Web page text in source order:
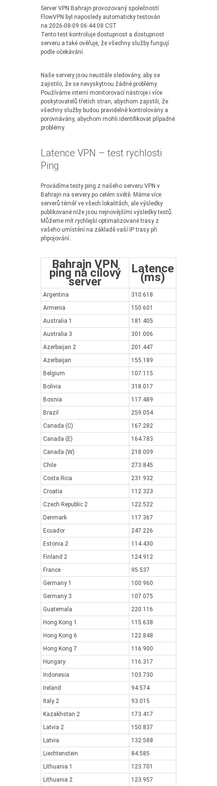
Server VPN Bahrajn provozovaný společností
FlowVPN byl naposledy automaticky testován
na:2026-08-09 06:44:08 CST
Tento test kontroluje dostupnost a dostupnost
serveru a také ověřuje, že všechny služby fungují
podle očekávání.
Naše servery jsou neustále sledovány, aby se
zajistilo, že se nevyskytnou žádné problémy.
Používáme interní monitorovací nástroje i více
poskytovatelů třetích stran, abychom zajistili, že
všechny služby budou pravidelně kontrolovány a
porovnávány, abychom mohli identifikovat případné
problémy.
Latence VPN – test rychlosti
Ping
Provádíme testy ping z našeho serveru VPN v
Bahrajn na servery po celém světě. Máme více
serverů téměř ve všech lokalitách, ale výsledky
publikované níže jsou nejnovějšími výsledky testů.
Můžeme mít rychlejší optimalizované trasy z
vašeho umístění na základě vaší IP trasy při
připojování.
Bahrajn VPN
ping na cílový
server
Latence
(ms)
Argentina
310.618
Armenia
150.601
Australia 1
181.405
Australia 3
301.006
Azerbaijan 2
201.447
Azerbaijan
155.189
Belgium
107.115
Bolivia
318.017
Bosnia
117.489
Brazil
259.054
Canada (C)
167.282
Canada (E)
164.783
Canada (W)
218.009
Chile
273.845
Costa Rica
231.932
Croatia
112.323
Czech Republic 2
122.522
Denmark
117.367
Ecuador
247.226
Estonia 2
114.430
Finland 2
124.912
France
95.537
Germany 1
100.960
Germany 3
107.075
Guatemala
220.116
Hong Kong 1
115.638
Hong Kong 6
122.848
Hong Kong 7
116.900
Hungary
116.317
Indonesia
103.730
Ireland
94.574
Italy 2
93.015
Kazakhstan 2
173.417
Latvia 2
150.837
Latvia
132.588
Liechtenstein
84.585
Lithuania 1
123.701
Lithuania 2
123.957